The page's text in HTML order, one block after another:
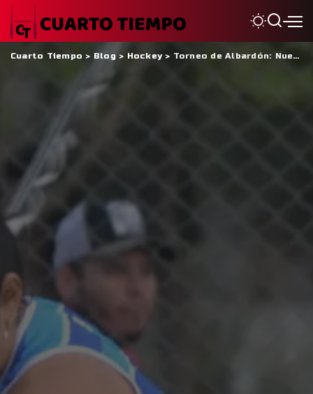
Cuarto Tiempo > Blog > Hockey> Torneo de Albardón: Nueva Frontera, Central y UDA los líderes del Clausura